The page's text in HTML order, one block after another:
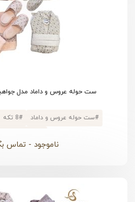
ست حوله عروس و داماد مدل
#ست حوله عروس و داماد #8 تکه
ناموجود - تماس